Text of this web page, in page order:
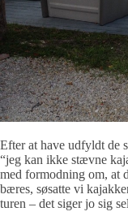
Efter at have udfyldt de
“jeg kan ikke stævne
med formodning om, at
bæres, søsatte vi
turen – det siger jo sig